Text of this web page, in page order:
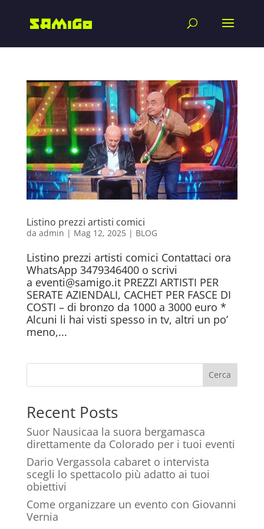
Listino prezzi artisti comici
da admin | Mag 12, 2025| BLOG
Listino prezzi artisti comici Contattaci ora
WhatsApp 3479346400 o scrivi
a eventi@samigo.it PREZZI ARTISTI PER
SERATE AZIENDALI, CACHET PER FASCE DI
COSTI – di bronzo da 1000 a 3000 euro *
Alcuni li hai visti spesso in tv, altri un po’
meno,...
Cerca
Recent Posts
Suor Nausicaa la suora bergamasca
direttamente da Colorado per i tuoi eventi
Dario Vergassola cabaret o intervista
scegli lo spettacolo più adatto ai tuoi
obiettivi
Come organizzare un evento con Giovanni
Vernia